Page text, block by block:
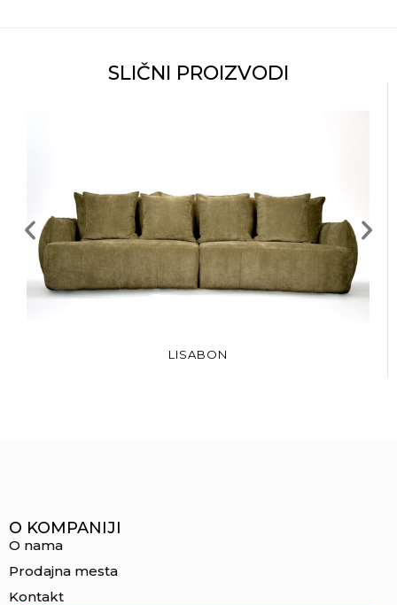
SLIČNI PROIZVODI
LISABON
O KOMPANIJI
O nama
Prodajna mesta
Kontakt